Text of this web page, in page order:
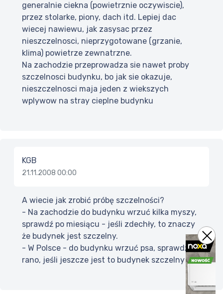
generalnie ciekna (powietrznie oczywiscie),
przez stolarke, piony, dach itd. Lepiej dac
wiecej nawiewu, jak zasysac przez
nieszczelnosci, nieprzygotowane (grzanie,
klima) powietrze zewnatrzne.
Na zachodzie przeprowadza sie nawet proby
szczelnosci budynku, bo jak sie okazuje,
nieszczelnosci maja jeden z wiekszych
wplywow na stray cieplne budynku
KGB
21.11.2008 00:00
A wiecie jak zrobić próbę szczelności?
- Na zachodzie do budynku wrzuć kilka myszy,
sprawdź po miesiącu - jeśli zdechły, to znaczy
że budynek jest szczelny.
- W Polsce - do budynku wrzuć psa, sprawdź
rano, jeśli jeszcze jest to budynek szczelny